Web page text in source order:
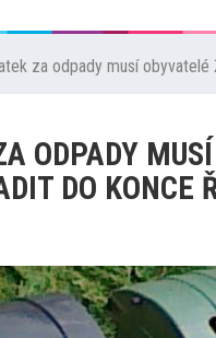
za odpady musí
ODPADY
DO KONCE